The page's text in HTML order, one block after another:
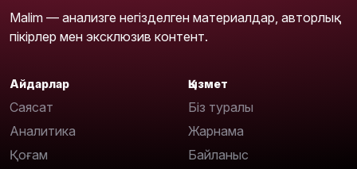
Malim — анализге негізделген материалдар, авторлық
пікірлер мен эксклюзив контент.
Айдарлар
Саясат
Аналитика
Қоғам
Қызмет
Біз туралы
Жарнама
Байланыс